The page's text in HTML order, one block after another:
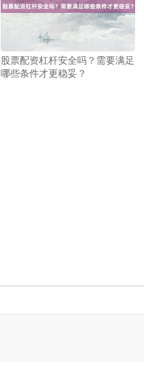
股票配资杠杆安全吗？需要满足
哪些条件才更稳妥？
+3.42 +0.30%